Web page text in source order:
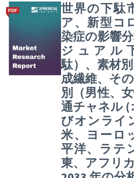
世界の下駄
ア、新型コ
染症の影響
ジュアル
駄）、素材
成繊維、そ
別（男性、
通チャネル
びオンライ
米、ヨーロ
平洋、ラテ
東、アフリ